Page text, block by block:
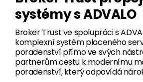
systémy s ADVALO
Broker Trust ve spolupráci s
komplexní systém placeného
poradenství přímo ve svých
partnerům cestu k modernímu
poradenství, který odpovídá